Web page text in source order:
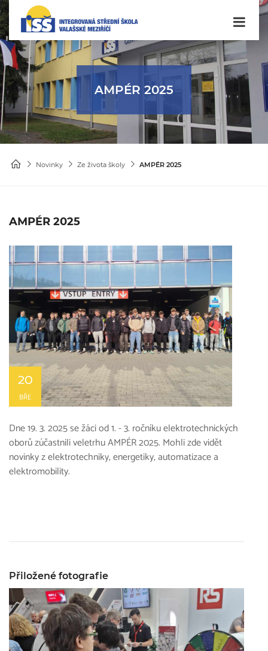
AMPÉR 2025
Novinky Ze života školy AMPÉR 2025
AMPÉR 2025
20
BŘE
Dne 19. 3. 2025 se žáci od 1. - 3. ročníku elektrotechnických
oborů zúčastnili veletrhu AMPÉR 2025. Mohli zde vidět
novinky z elektrotechniky, energetiky, automatizace a
elektromobility.
Přiložené fotografie